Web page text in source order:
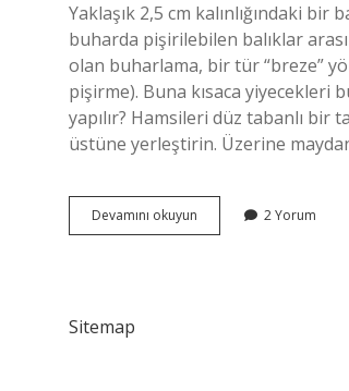
Yaklaşık 2,5 cm kalınlığındaki
buharda pişirilebilen balıklar
olan buharlama, bir tür “breze”
pişirme). Buna kısaca yiyecekleri
yapılır? Hamsileri düz tabanlı bir
üstüne yerleştirin. Üzerine
Devamını okuyun
Buğulama
2 Yorum
Sitemap